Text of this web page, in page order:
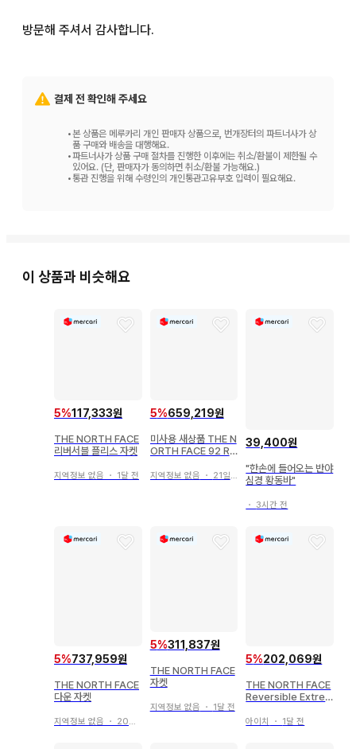
방문해 주셔서 감사합니다.
결제 전 확인해 주세요
•본 상품은 메루카리 개인 판매자 상품으로, 번개장터의 파트너사가 상
품 구매와 배송을 대행해요.
•파트너사가 상품 구매 절차를 진행한 이후에는 취소/환불이 제한될 수
있어요. (단, 판매자가 동의하면 취소/환불 가능해요.)
•통관 진행을 위해 수령인의 개인통관고유부호 입력이 필요해요.
이 상품과 비슷해요
5%117,333원
THE NORTH FACE
리버서블 플리스 자켓
지역정보 없음 ・ 1달 전
5%659,219원
미사용 새상품 THE N
ORTH FACE 92 Re
지역정보 없음 ・ 21일 전
39,400원
"한손에 들어오는 반야
심경 황동바"
・ 3시간 전
5%737,959원
THE NORTH FACE
다운 자켓
지역정보 없음 ・ 20일 전
5%311,837원
THE NORTH FACE
자켓
지역정보 없음 ・ 1달 전
5%202,069원
THE NORTH FACE
Reversible Extre
아이치 ・ 1달 전